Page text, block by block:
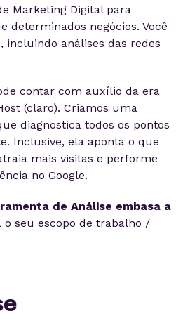
Marketing Digital para
determinados negócios. Você
incluindo análises das redes
contar com auxílio da era
(claro). Criamos uma
diagnostica todos os pontos
Inclusive, ela aponta o que
mais visitas e performe
no Google.
de Análise embasa a
o seu escopo de trabalho /